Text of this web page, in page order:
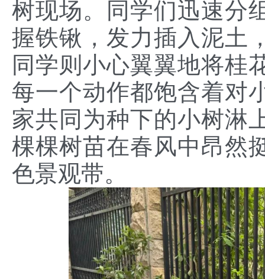
树现场。同学们迅速分
握铁锹，发力插入泥土
同学则小心翼翼地将桂
每一个动作都饱含着对
家共同为种下的小树淋
棵棵树苗在春风中昂然
色景观带。